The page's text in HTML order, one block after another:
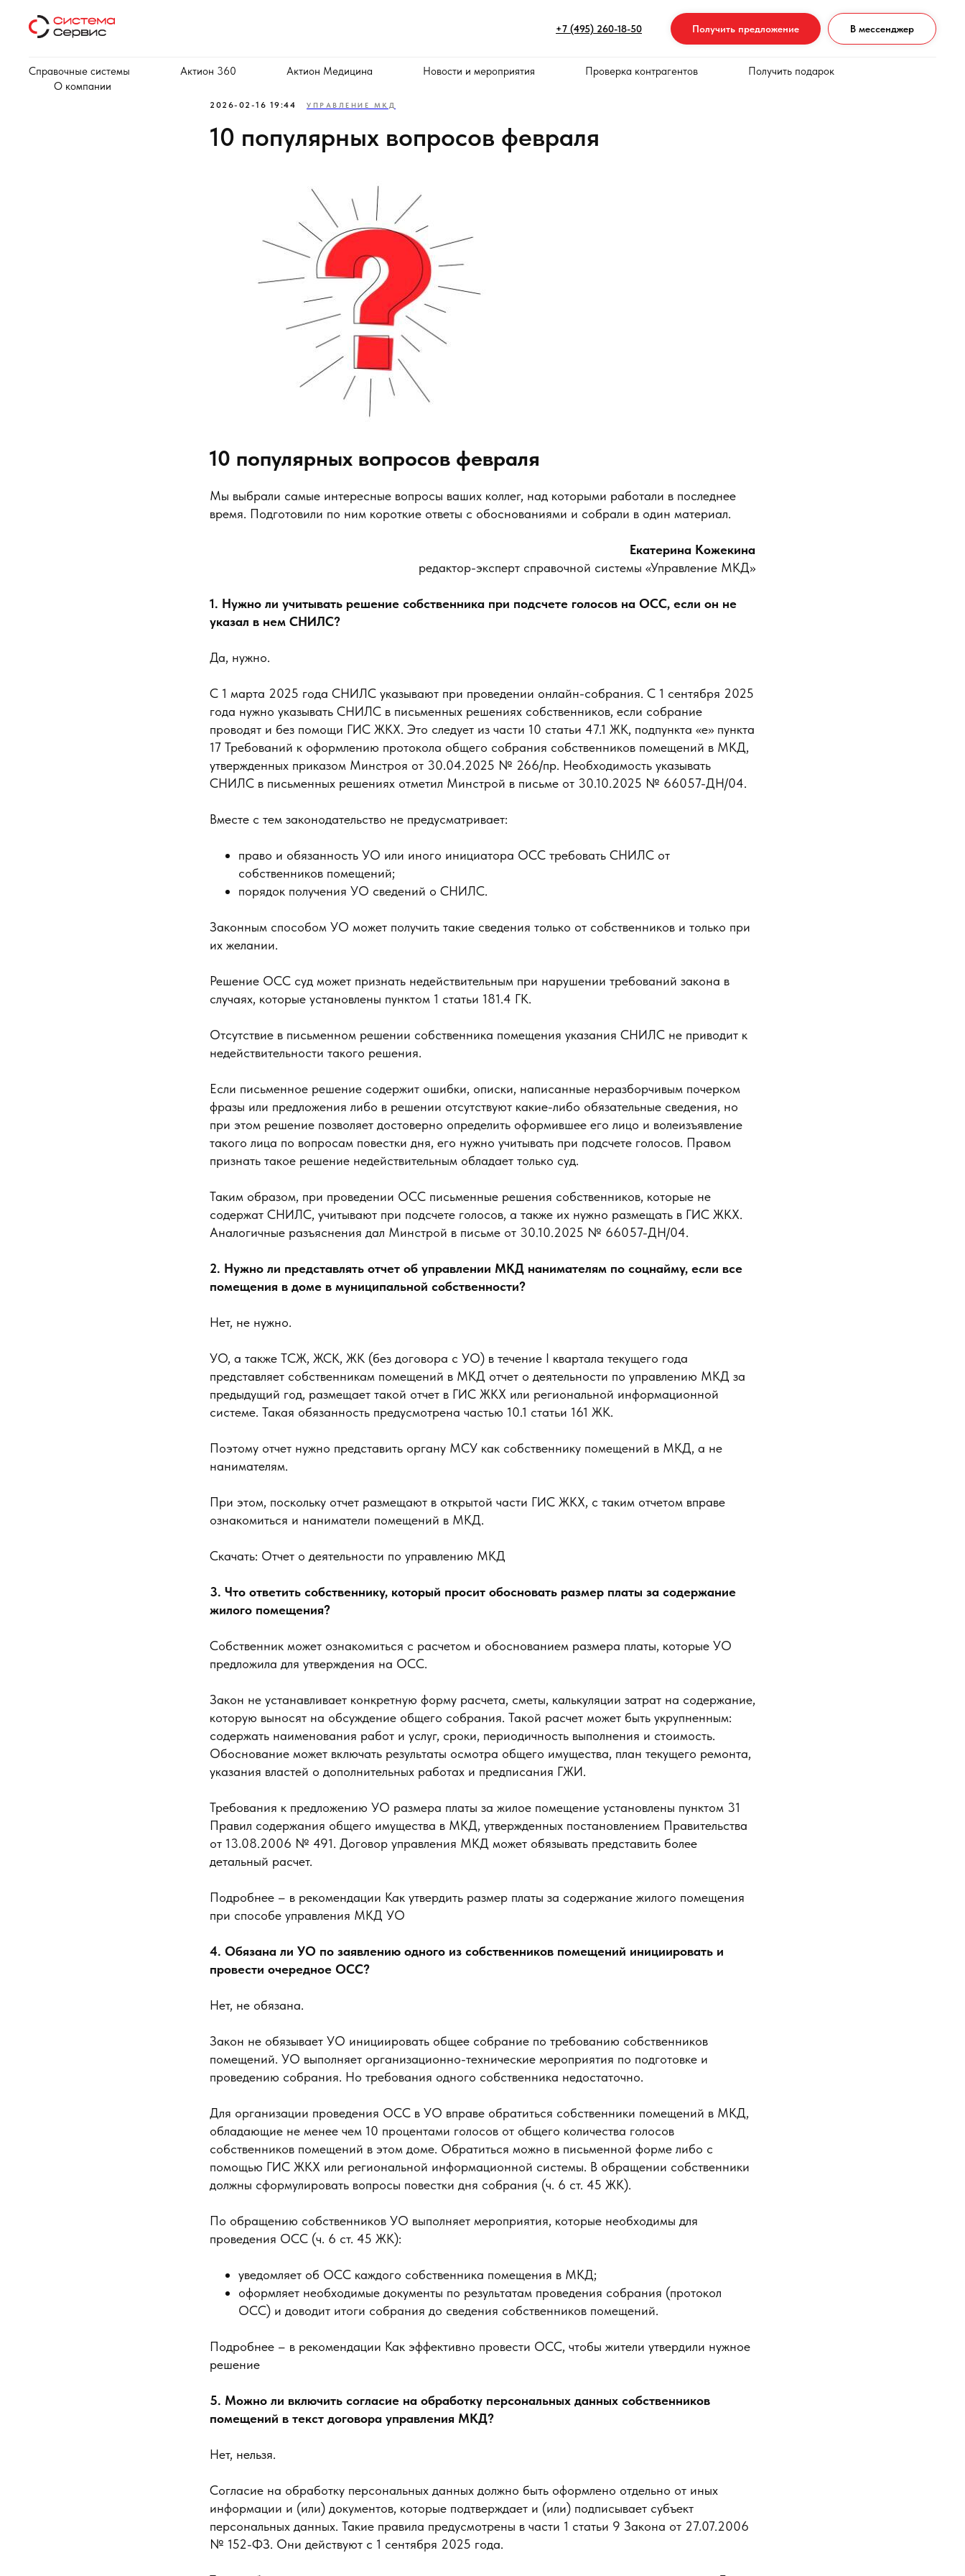
+7 (495) 260-18-50 Получить предложение В мессенджер
Справочные системы Актион 360 Актион Медицина Новости и мероприятия Проверка контрагентов
Получить подарок
О компании
2026-02-16 19:44 УПРАВЛЕНИЕ МКД
10 популярных вопросов февраля
10 популярных вопросов февраля
Мы выбрали самые интересные вопросы ваших коллег, над которыми работали в последнее
время. Подготовили по ним короткие ответы с обоснованиями и собрали в один материал.
Екатерина Кожекина
редактор-эксперт справочной системы «Управление МКД»
1. Нужно ли учитывать решение собственника при подсчете голосов на ОСС, если он не
указал в нем СНИЛС?
Да, нужно.
С 1 марта 2025 года СНИЛС указывают при проведении онлайн-собрания. С 1 сентября 2025
года нужно указывать СНИЛС в письменных решениях собственников, если собрание
проводят и без помощи ГИС ЖКХ. Это следует из части 10 статьи 47.1 ЖК, подпункта «е» пункта
17 Требований к оформлению протокола общего собрания собственников помещений в МКД,
утвержденных приказом Минстроя от 30.04.2025 № 266/пр. Необходимость указывать
СНИЛС в письменных решениях отметил Минстрой в письме от 30.10.2025 № 66057-ДН/04.
Вместе с тем законодательство не предусматривает:
право и обязанность УО или иного инициатора ОСС требовать СНИЛС от
собственников помещений;
порядок получения УО сведений о СНИЛС.
Законным способом УО может получить такие сведения только от собственников и только при
их желании.
Решение ОСС суд может признать недействительным при нарушении требований закона в
случаях, которые установлены пунктом 1 статьи 181.4 ГК.
Отсутствие в письменном решении собственника помещения указания СНИЛС не приводит к
недействительности такого решения.
Если письменное решение содержит ошибки, описки, написанные неразборчивым почерком
фразы или предложения либо в решении отсутствуют какие-либо обязательные сведения, но
при этом решение позволяет достоверно определить оформившее его лицо и волеизъявление
такого лица по вопросам повестки дня, его нужно учитывать при подсчете голосов. Правом
признать такое решение недействительным обладает только суд.
Таким образом, при проведении ОСС письменные решения собственников, которые не
содержат СНИЛС, учитывают при подсчете голосов, а также их нужно размещать в ГИС ЖКХ.
Аналогичные разъяснения дал Минстрой в письме от 30.10.2025 № 66057-ДН/04.
2. Нужно ли представлять отчет об управлении МКД нанимателям по соцнайму, если все
помещения в доме в муниципальной собственности?
Нет, не нужно.
УО, а также ТСЖ, ЖСК, ЖК (без договора с УО) в течение I квартала текущего года
представляет собственникам помещений в МКД отчет о деятельности по управлению МКД за
предыдущий год, размещает такой отчет в ГИС ЖКХ или региональной информационной
системе. Такая обязанность предусмотрена частью 10.1 статьи 161 ЖК.
Поэтому отчет нужно представить органу МСУ как собственнику помещений в МКД, а не
нанимателям.
При этом, поскольку отчет размещают в открытой части ГИС ЖКХ, с таким отчетом вправе
ознакомиться и наниматели помещений в МКД.
Скачать: Отчет о деятельности по управлению МКД
3. Что ответить собственнику, который просит обосновать размер платы за содержание
жилого помещения?
Собственник может ознакомиться с расчетом и обоснованием размера платы, которые УО
предложила для утверждения на ОСС.
Закон не устанавливает конкретную форму расчета, сметы, калькуляции затрат на содержание,
которую выносят на обсуждение общего собрания. Такой расчет может быть укрупненным:
содержать наименования работ и услуг, сроки, периодичность выполнения и стоимость.
Обоснование может включать результаты осмотра общего имущества, план текущего ремонта,
указания властей о дополнительных работах и предписания ГЖИ.
Требования к предложению УО размера платы за жилое помещение установлены пунктом 31
Правил содержания общего имущества в МКД, утвержденных постановлением Правительства
от 13.08.2006 № 491. Договор управления МКД может обязывать представить более
детальный расчет.
Подробнее – в рекомендации Как утвердить размер платы за содержание жилого помещения
при способе управления МКД УО
4. Обязана ли УО по заявлению одного из собственников помещений инициировать и
провести очередное ОСС?
Нет, не обязана.
Закон не обязывает УО инициировать общее собрание по требованию собственников
помещений. УО выполняет организационно-технические мероприятия по подготовке и
проведению собрания. Но требования одного собственника недостаточно.
Для организации проведения ОСС в УО вправе обратиться собственники помещений в МКД,
обладающие не менее чем 10 процентами голосов от общего количества голосов
собственников помещений в этом доме. Обратиться можно в письменной форме либо с
помощью ГИС ЖКХ или региональной информационной системы. В обращении собственники
должны сформулировать вопросы повестки дня собрания (ч. 6 ст. 45 ЖК).
По обращению собственников УО выполняет мероприятия, которые необходимы для
проведения ОСС (ч. 6 ст. 45 ЖК):
уведомляет об ОСС каждого собственника помещения в МКД;
оформляет необходимые документы по результатам проведения собрания (протокол
ОСС) и доводит итоги собрания до сведения собственников помещений.
Подробнее – в рекомендации Как эффективно провести ОСС, чтобы жители утвердили нужное
решение
5. Можно ли включить согласие на обработку персональных данных собственников
помещений в текст договора управления МКД?
Нет, нельзя.
Согласие на обработку персональных данных должно быть оформлено отдельно от иных
информации и (или) документов, которые подтверждает и (или) подписывает субъект
персональных данных. Такие правила предусмотрены в части 1 статьи 9 Закона от 27.07.2006
№ 152-ФЗ. Они действуют с 1 сентября 2025 года.